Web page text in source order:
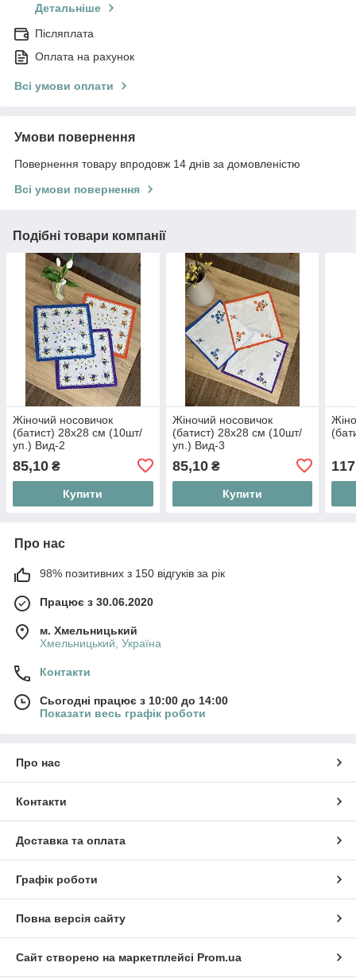
Детальніше
Післяплата
Оплата на рахунок
Всі умови оплати
Умови повернення
Повернення товару впродовж 14 днів за домовленістю
Всі умови повернення
Подібні товари компанії
Жіночий носовичок
(батист) 28х28 см (10шт/
уп.) Вид-2
85,10 ₴
Купити
Жіночий носовичок
(батист) 28х28 см (10шт/
уп.) Вид-3
85,10₴
Купити
Про нас
98% позитивних з 150 відгуків за рік
Працює з 30.06.2020
м. Хмельницький
Хмельницький, Україна
Контакти
Сьогодні працює з 10:00 до 14:00
Показати весь графік роботи
Про нас
Контакти
Доставка та оплата
Графік роботи
Повна версія сайту
Сайт створено на маркетплейсі Prom.ua